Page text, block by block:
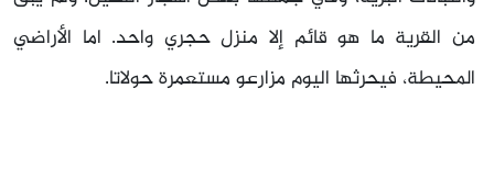
من القرية ما هو قائم إلا منزل حجري واحد. اما الأراضي
المحيطة، فيحرثها اليوم مزارعو مستعمرة حولاتا.